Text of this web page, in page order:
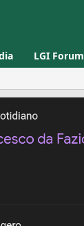
LGI Forum